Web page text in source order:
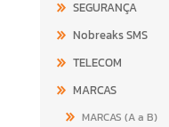
SEGURANÇA
Nobreaks SMS
TELECOM
MARCAS
MARCAS (A a B)